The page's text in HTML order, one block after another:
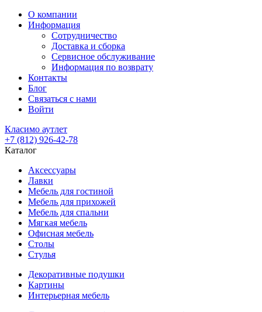
О компании
Информация
Сотрудничество
Доставка и сборка
Сервисное обслуживание
Информация по возврату
Контакты
Блог
Связаться с нами
Войти
Класимо аутлет
+7 (812) 926-42-78
Каталог
Аксессуары
Лавки
Мебель для гостиной
Мебель для прихожей
Мебель для спальни
Мягкая мебель
Офисная мебель
Столы
Стулья
Декоративные подушки
Картины
Интерьерная мебель